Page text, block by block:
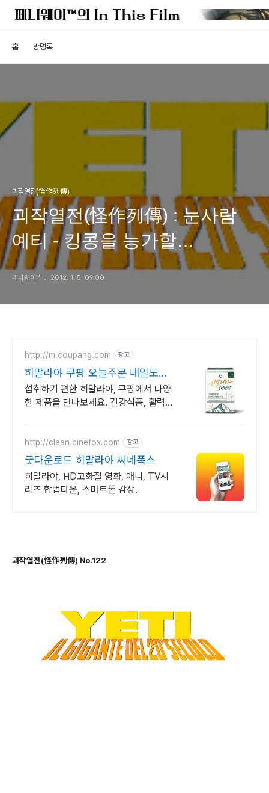
홈 방명록
괴작열전(怪作列傳)
괴작열전(怪作列傳) : 눈사람
예티 - 킹콩을 능가할
설인영화?
페니웨이™ 2012. 1. 5. 09:00
http://m.coupang.com 광고
히말라야 쿠팡 오늘주문 내일도착
로켓배송
섭취하기 편한 히말라야, 쿠팡에서 다양
한 제품을 만나보세요. 건강식품, 활력
http://clean.cinefox.com 광고
굿다운로드 히말라야 씨네폭스
히말라야, HD고화질 영화, 애니, TV시
리즈 합법다운, 스마트폰 감상.
괴작열전(怪作列傳) No.122